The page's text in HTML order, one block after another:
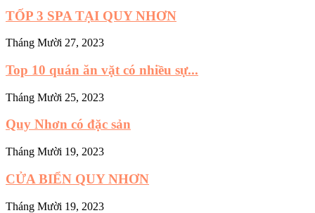
TỐP 3 SPA TẠI QUY NHƠN
Tháng Mười 27, 2023
Top 10 quán ăn vặt có nhiều sự...
Tháng Mười 25, 2023
Quy Nhơn có đặc sản
Tháng Mười 19, 2023
CỬA BIỂN QUY NHƠN
Tháng Mười 19, 2023